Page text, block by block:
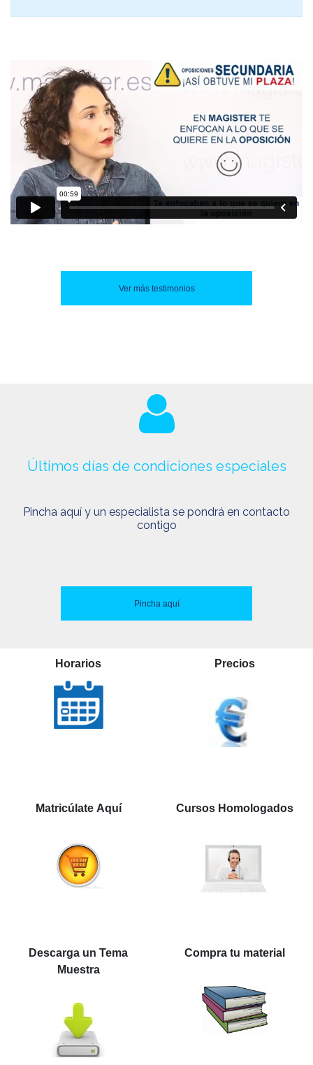
Ver más testimonios
Últimos días de condiciones especiales
Pincha aquí y un especialista se pondrá en contacto
contigo
Pincha aquí
Horarios Precios
Matricúlate Aquí Cursos Homologados
Descarga un Tema
Muestra
Compra tu material